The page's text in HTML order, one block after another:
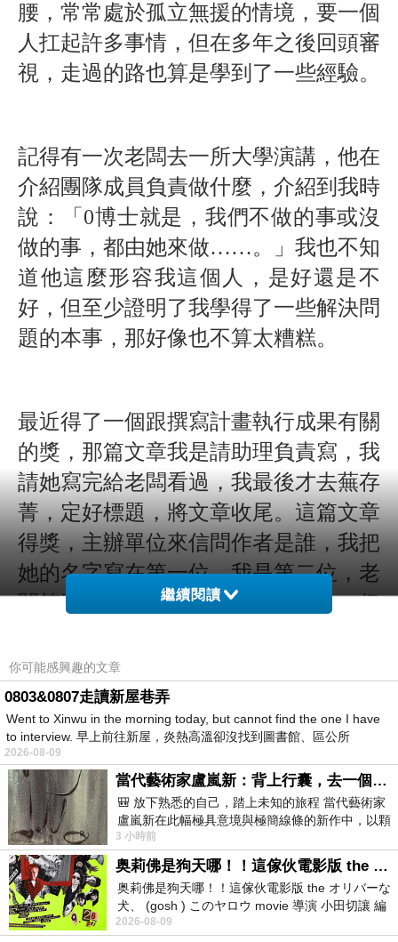
腰，常常處於孤立無援的情境，要一個
人扛起許多事情，但在多年之後回頭審
視，走過的路也算是學到了一些經驗。
記得有一次老闆去一所大學演講，他在
介紹團隊成員負責做什麼，介紹到我時
說：「 0博士就是，我們不做的事或沒
做的事，都由她來做……。」我也不知
道他這麼形容我這個人，是好還是不
好，但至少證明了我學得了一些解決問
題的本事，那好像也不算太糟糕。
最近得了一個跟撰寫計畫執行成果有關
的獎，那篇文章我是請助理負責寫，我
請她寫完給老闆看過，我最後才去蕪存
菁，定好標題，將文章收尾。這篇文章
得獎，主辦單位來信問作者是誰，我把
她的名字寫在第一位，我是第二位，老
闆第三。知道得名後，她非常開心，但
文章，也不是我主筆，雖然也是對計畫
的肯定。
當時規定只能兩個人出席，我知道她很
想去，畢竟是她主筆。我跑去跟老闆
說，由助理陪老闆一起參加頒獎典禮，
因為我知道，老闆一定會叫我陪他去，
那助理就沒機會上臺了。每個人都希望
被鼓勵、被肯定、有出頭天的機會，她
繼續閱讀
你可能感興趣的文章
0803&0807走讀新屋巷弄
Went to Xinwu in the morning today, but cannot find the one I have
to interview. 早上前往新屋，炎熱高溫卻沒找到圖書館、區公所
2026-08-09
當代藝術家盧嵐新：背上行囊，去一個沒有人認識你的地方——看風景，也遇見渴望出發的自己
🎒 放下熟悉的自己，踏上未知的旅程 當代藝術家
盧嵐新在此幅極具意境與極簡線條的新作中，以顆
粒感豐富的灰綠粗糙背景，搭配凝練且具
3 小時前
奥莉佛是狗天哪！！這傢伙電影版 the オリバーな犬、 (gosh ) このヤロウ movie
奥莉佛是狗天哪！！這傢伙電影版 the オリバーな
犬、 (gosh ) このヤロウ movie 導演 小田切讓 編
劇: 小田切讓 主演: 小田切讓
2026-08-09